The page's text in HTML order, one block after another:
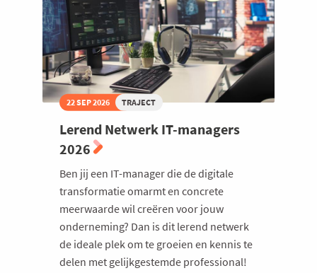
22 SEP 2026 TRAJECT
Lerend Netwerk IT-managers
2026
Ben jij een IT-manager die de digitale
transformatie omarmt en concrete
meerwaarde wil creëren voor jouw
onderneming? Dan is dit lerend netwerk
de ideale plek om te groeien en kennis te
delen met gelijkgestemde professional!